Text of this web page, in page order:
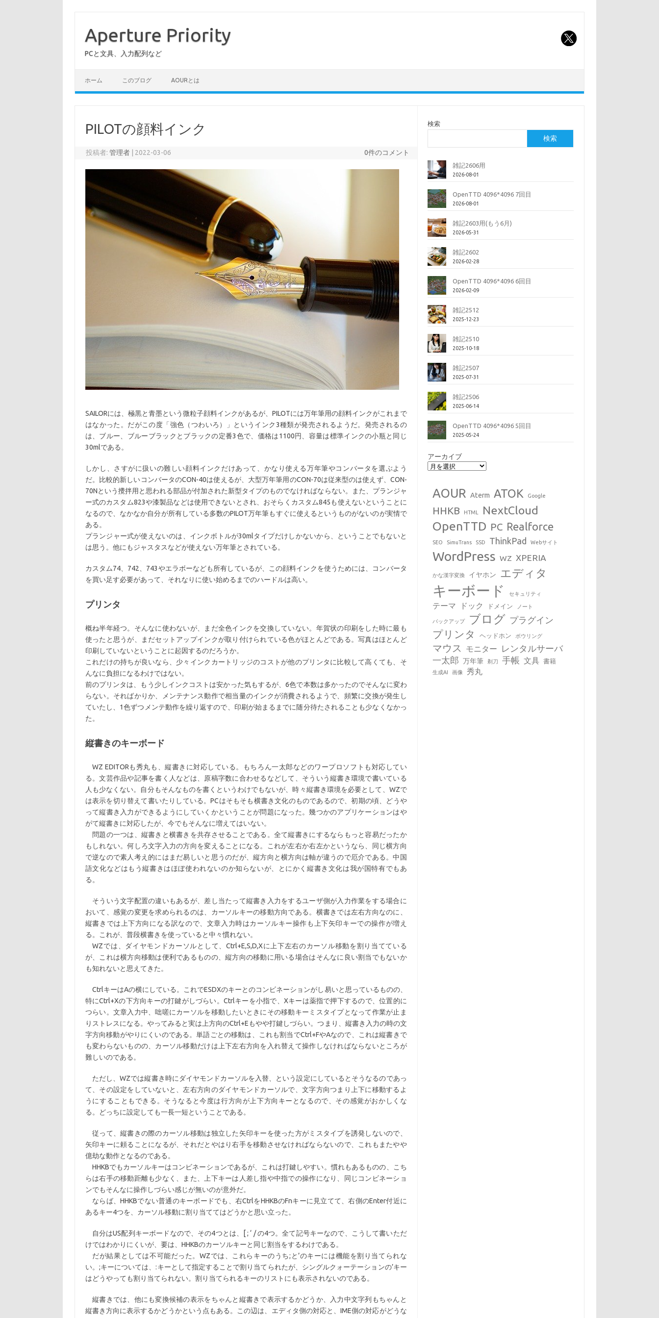
Aperture Priority
PCと文具、入力配列など
ホーム このブログ AOURとは
PILOTの顔料インク
投稿者:管理者 2022-03-06 0件のコメント
SAILORには、極黒と青墨という微粒子顔料インクがあるが、PILOTには万年筆用の顔料インクがこれまで
はなかった。だがこの度「強色（つわいろ）」というインク3種類が発売されるようだ。発売されるの
は、ブルー、ブルーブラックとブラックの定番3色で、価格は1100円、容量は標準インクの小瓶と同じ
30mlである。
しかし、さすがに扱いの難しい顔料インクだけあって、かなり使える万年筆やコンバータを選ぶよう
だ。比較的新しいコンバータのCON-40は使えるが、大型万年筆用のCON-70は従来型のは使えず、CON-
70Nという攪拌用と思われる部品が付加された新型タイプのものでなければならない。また、プランジャ
ー式のカスタム823や漆製品などは使用できないとされ、おそらくカスタム845も使えないということに
なるので、なかなか自分が所有している多数のPILOT万年筆もすぐに使えるというものがないのが実情で
ある。
プランジャー式が使えないのは、インクボトルが30mlタイプだけしかないから、ということでもないと
は思う。他にもジャスタスなどが使えない万年筆とされている。
カスタム74、742、743やエラボーなども所有しているが、この顔料インクを使うためには、コンバータ
を買い足す必要があって、それなりに使い始めるまでのハードルは高い。
プリンタ
概ね半年経つ。そんなに使わないが、まだ全色インクを交換していない。年賀状の印刷をした時に最も
使ったと思うが、まだセットアップインクが取り付けられている色がほとんどである。写真はほとんど
印刷していないということに起因するのだろうか。
これだけの持ちが良いなら、少々インクカートリッジのコストが他のプリンタに比較して高くても、そ
んなに負担になるわけではない。
前のプリンタは、もう少しインクコストは安かった気もするが、6色で本数は多かったのでそんなに変わ
らない。そればかりか、メンテナンス動作で相当量のインクが消費されるようで、頻繁に交換が発生し
ていたし、1色ずつメンテ動作を繰り返すので、印刷が始まるまでに随分待たされることも少なくなかっ
た。
縦書きのキーボード
WZ EDITORも秀丸も、縦書きに対応している。もちろん一太郎などのワープロソフトも対応してい
る。文芸作品や記事を書く人などは、原稿字数に合わせるなどして、そういう縦書き環境で書いている
人も少なくない。自分もそんなものを書くというわけでもないが、時々縦書き環境を必要として、WZで
は表示を切り替えて書いたりしている。PCはそもそも横書き文化のものであるので、初期の頃、どうや
って縦書き入力ができるようにしていくかということが問題になった。幾つかのアプリケーションはや
がて縦書きに対応したが、今でもそんなに増えてはいない。
問題の一つは、縦書きと横書きを共存させることである。全て縦書きにするならもっと容易だったか
もしれない。何しろ文字入力の方向を変えることになる。これが左右か右左かというなら、同じ横方向
で逆なので素人考え的にはまだ易しいと思うのだが、縦方向と横方向は軸が違うので厄介である。中国
語文化などはもう縦書きはほぼ使われないのか知らないが、とにかく縦書き文化は我が国特有でもあ
る。
そういう文字配置の違いもあるが、差し当たって縦書き入力をするユーザ側が入力作業をする場合に
おいて、感覚の変更を求められるのは、カーソルキーの移動方向である。横書きでは左右方向なのに、
縦書きでは上下方向になる訳なので、文章入力時はカーソルキー操作も上下矢印キーでの操作が増え
る。これが、普段横書きを使っていると中々慣れない。
WZでは、ダイヤモンドカーソルとして、Ctrl+E,S,D,Xに上下左右のカーソル移動を割り当てている
が、これは横方向移動は便利であるものの、縦方向の移動に用いる場合はそんなに良い割当でもないか
も知れないと思えてきた。
CtrlキーはAの横にしている。これでESDXのキーとのコンビネーションがし易いと思っているものの、
特にCtrl+Xの下方向キーの打鍵がしづらい。Ctrlキーを小指で、Xキーは薬指で押下するので、位置的に
つらい。文章入力中、咄嗟にカーソルを移動したいときにその移動キーミスタイプとなって作業が止ま
りストレスになる。やってみると実は上方向のCtrl+Eもやや打鍵しづらい。つまり、縦書き入力の時の文
字方向移動がやりにくいのである。単語ごとの移動は、これも割当でCtrl+FやAなので、これは縦書きで
も変わらないものの、カーソル移動だけは上下左右方向を入れ替えて操作しなければならないところが
難しいのである。
ただし、WZでは縦書き時にダイヤモンドカーソルを入替、という設定にしているとそうなるのであっ
て、その設定をしていないと、左右方向のダイヤモンドカーソルで、文字方向つまり上下に移動するよ
うにすることもできる。そうなると今度は行方向が上下方向キーとなるので、その感覚がおかしくな
る。どっちに設定しても一長一短ということである。
従って、縦書きの際のカーソル移動は独立した矢印キーを使った方がミスタイプを誘発しないので、
矢印キーに頼ることになるが、それだとやはり右手を移動させなければならないので、これもまたやや
億劫な動作となるのである。
HHKBでもカーソルキーはコンビネーションであるが、これは打鍵しやすい。慣れもあるものの、こち
らは右手の移動距離も少なく、また、上下キーは人差し指や中指での操作になり、同じコンビネーショ
ンでもそんなに操作しづらい感じが無いのが意外だ。
ならば、HHKBでない普通のキーボードでも、右CtrlをHHKBのFnキーに見立てて、右側のEnter付近に
あるキー4つを、カーソル移動に割り当ててはどうかと思い立った。
自分はUS配列キーボードなので、その4つとは、[ ; ‘ / の4つ。全て記号キーなので、こうして書いただ
けではわかりにくいが、要は、HHKBのカーソルキーと同じ割当をするわけである。
だが結果としては不可能だった。WZでは、これらキーのうち;と’のキーには機能を割り当てられな
い。;キーについては、:キーとして指定することで割り当てられたが、シングルクォーテーションの’キー
はどうやっても割り当てられない。割り当てられるキーのリストにも表示されないのである。
縦書きでは、他にも変換候補の表示をちゃんと縦書きで表示するかどうか、入力中文字列もちゃんと
縦書き方向に表示するかどうかという点もある。この辺は、エディタ側の対応と、IME側の対応がどうな
検索
検索
雑記2606用
2026-08-01
OpenTTD 4096*4096 7回目
2026-08-01
雑記2603用(もう6月)
2026-05-31
雑記2602
2026-02-28
OpenTTD 4096*4096 6回目
2026-02-09
雑記2512
2025-12-23
雑記2510
2025-10-18
雑記2507
2025-07-31
雑記2506
2025-06-14
OpenTTD 4096*4096 5回目
2025-05-24
アーカイブ
AOUR Aterm ATOK Google
HHKB HTML NextCloud
OpenTTD PC Realforce
SEO SimuTrans SSD ThinkPad Webサイト
WordPress WZ XPERIA
かな漢字変換 イヤホン エディタ
キーボード セキュリティ
テーマ ドック ドメイン ノート
バックアップ ブログ プラグイン
プリンタ ヘッドホン ボウリング
マウス モニター
レンタルサーバ
一太郎 万年筆 剃刀 手帳 文具 書籍
生成AI 画像 秀丸